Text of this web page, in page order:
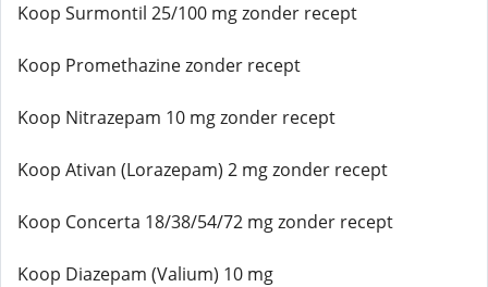
Koop Surmontil 25/100 mg zonder recept
Koop Promethazine zonder recept
Koop Nitrazepam 10 mg zonder recept
Koop Ativan (Lorazepam) 2 mg zonder recept
Koop Concerta 18/38/54/72 mg zonder recept
Koop Diazepam (Valium) 10 mg